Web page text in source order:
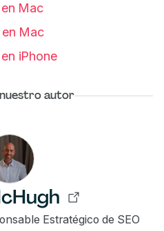
Mac
Mac
iPhone
autor
Estratégico de SEO